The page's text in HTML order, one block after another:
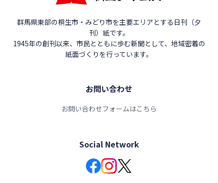
群馬県東部の桐生市・みどり市を主要エリアとする日刊（夕
刊）紙です。
1945年の創刊以来、市民とともに歩む新聞として、地域密着の
紙面づくりを行っています。
お問い合わせ
お問い合わせフォームはこちら
Social Network